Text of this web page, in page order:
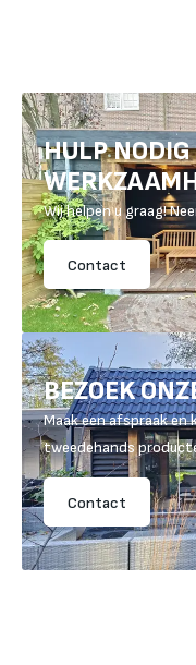
HULP NODIG
Wij helpen u graag!
Contact
BEZOEK
Maak een afspraak
tweedehands
Contact